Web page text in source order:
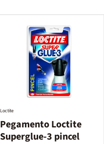
Pegamento Loctite
Superglue-3 pincel
Loctite